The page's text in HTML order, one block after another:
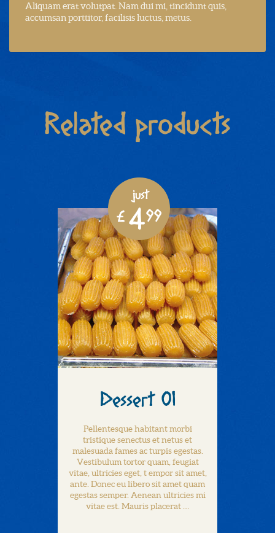
Aliquam erat volutpat. Nam dui mi, tincidunt quis,
accumsan porttitor, facilisis luctus, metus.
Related products
Dessert 01
Pellentesque habitant morbi
tristique senectus et netus et
malesuada fames ac turpis egestas.
Vestibulum tortor quam, feugiat
vitae, ultricies eget, t empor sit amet,
ante. Donec eu libero sit amet quam
egestas semper. Aenean ultricies mi
vitae est. Mauris placerat …
just
£499